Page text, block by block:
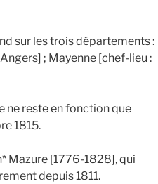
sur les trois départements :
; Mayenne [chef-lieu :
ne reste en fonction que
1815.
Mazure [1776-1828], qui
depuis 1811.